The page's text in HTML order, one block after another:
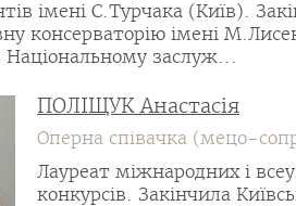
імені С.Турчака (Київ).
консерваторію імені
заслуж...
ПОЛІЩУК Анастасія
Оперна співачка (мецо-
Лауреат міжнародних і
конкурсів. Закінчила